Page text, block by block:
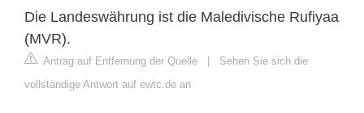
Die Landeswährung ist die Maledivische Rufiyaa
(MVR).
Antrag auf Entfernung der Quelle | Sehen Sie sich die
vollständige Antwort auf ewtc.de an